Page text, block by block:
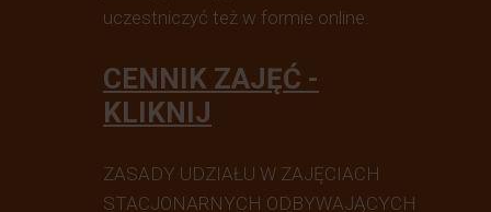
uczestniczyć też w formie online.
CENNIK ZAJĘĆ -
KLIKNIJ
ZASADY UDZIAŁU W ZAJĘCIACH
STACJONARNYCH ODBYWAJĄCYCH